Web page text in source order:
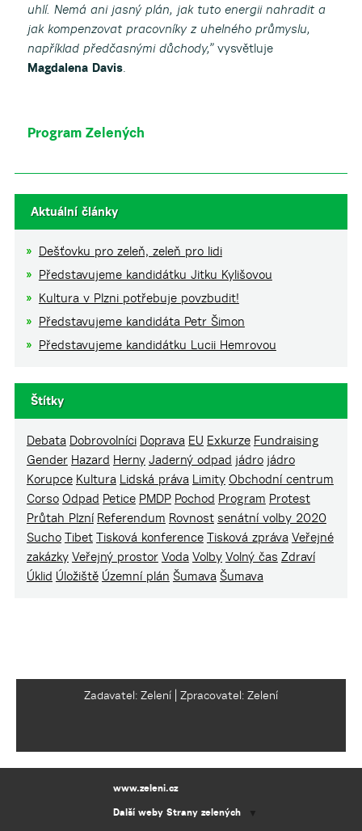
uhlí. Nemá ani jasný plán, jak tuto energii nahradit a
jak kompenzovat pracovníky z uhelného průmyslu,
například předčasnými důchody,”vysvětluje
Magdalena Davis.
Program Zelených
Aktuální články
Dešťovku pro zeleň, zeleň pro lidi
Představujeme kandidátku Jitku Kylišovou
Kultura v Plzni potřebuje povzbudit!
Představujeme kandidáta Petr Šimon
Představujeme kandidátku Lucii Hemrovou
Štítky
Debata Dobrovolníci Doprava EU Exkurze Fundraising
Gender Hazard Herny Jaderný odpad jádro jádro
Korupce Kultura Lidská práva Limity Obchodní centrum
Corso Odpad Petice PMDP Pochod Program Protest
Průtah Plzní Referendum Rovnost senátní volby 2020
Sucho Tibet Tisková konference Tisková zpráva Veřejné
zakázky Veřejný prostor Voda Volby Volný čas Zdraví
Úklid Úložiště Územní plán Šumava Šumava
Zadavatel: Zelení | Zpracovatel: Zelení
www.zeleni.cz
Další weby Strany zelených
▼